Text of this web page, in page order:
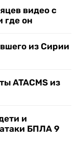
видео с
где он
из Сирии
ATACMS из
и
БПЛА 9